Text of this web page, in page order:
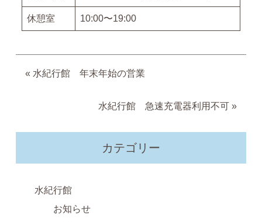
休憩室 10:00〜19:00
« 水紀行館 年末年始の営業
水紀行館 急速充電器利用不可 »
カテゴリー
水紀行館
お知らせ